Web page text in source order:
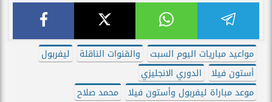
مواعيد مباريات اليوم السبت والقنوات الناقلة
ليفربول
أستون فيلا
الدوري الانجليزي
موعد مباراة ليفربول وأستون فيلا
محمد صلاح